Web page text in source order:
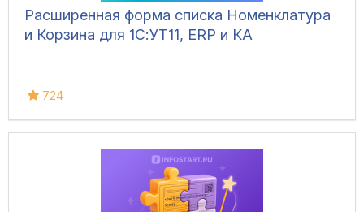
Расширенная форма списка Номенклатура
и Корзина для 1С:УТ11, ERP и КА
724